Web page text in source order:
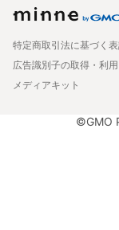
特定商取引法に基づく
広告識別子の取得・利用
メディアキット
©GMO